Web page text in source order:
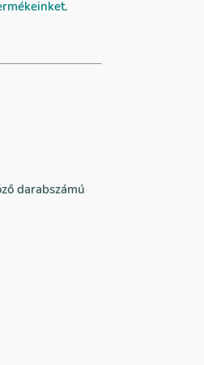
.
darabszámú